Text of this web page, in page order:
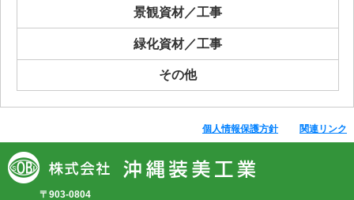
景観資材／工事
緑化資材／工事
その他
個人情報保護方針 関連リンク
〒903-0804